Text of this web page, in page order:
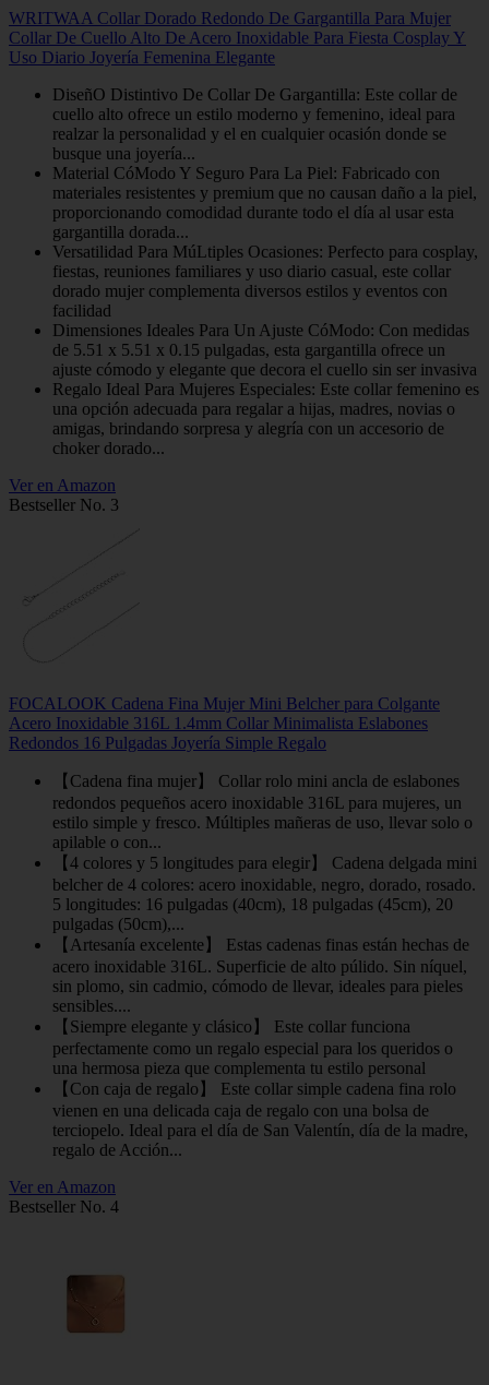
WRITWAA Collar Dorado Redondo De Gargantilla Para Mujer
Collar De Cuello Alto De Acero Inoxidable Para Fiesta Cosplay Y
Uso Diario Joyería Femenina Elegante
DiseñO Distintivo De Collar De Gargantilla: Este collar de
cuello alto ofrece un estilo moderno y femenino, ideal para
realzar la personalidad y el en cualquier ocasión donde se
busque una joyería...
Material CóModo Y Seguro Para La Piel: Fabricado con
materiales resistentes y premium que no causan daño a la piel,
proporcionando comodidad durante todo el día al usar esta
gargantilla dorada...
Versatilidad Para MúLtiples Ocasiones: Perfecto para cosplay,
fiestas, reuniones familiares y uso diario casual, este collar
dorado mujer complementa diversos estilos y eventos con
facilidad
Dimensiones Ideales Para Un Ajuste CóModo: Con medidas
de 5.51 x 5.51 x 0.15 pulgadas, esta gargantilla ofrece un
ajuste cómodo y elegante que decora el cuello sin ser invasiva
Regalo Ideal Para Mujeres Especiales: Este collar femenino es
una opción adecuada para regalar a hijas, madres, novias o
amigas, brindando sorpresa y alegría con un accesorio de
choker dorado...
Ver en Amazon
Bestseller No. 3
FOCALOOK Cadena Fina Mujer Mini Belcher para Colgante
Acero Inoxidable 316L 1.4mm Collar Minimalista Eslabones
Redondos 16 Pulgadas Joyería Simple Regalo
【Cadena fina mujer】 Collar rolo mini ancla de eslabones
redondos pequeños acero inoxidable 316L para mujeres, un
estilo simple y fresco. Múltiples mañeras de uso, llevar solo o
apilable o con...
【4 colores y 5 longitudes para elegir】 Cadena delgada mini
belcher de 4 colores: acero inoxidable, negro, dorado, rosado.
5 longitudes: 16 pulgadas (40cm), 18 pulgadas (45cm), 20
pulgadas (50cm),...
【Artesanía excelente】 Estas cadenas finas están hechas de
acero inoxidable 316L. Superficie de alto púlido. Sin níquel,
sin plomo, sin cadmio, cómodo de llevar, ideales para pieles
sensibles....
【Siempre elegante y clásico】 Este collar funciona
perfectamente como un regalo especial para los queridos o
una hermosa pieza que complementa tu estilo personal
【Con caja de regalo】 Este collar simple cadena fina rolo
vienen en una delicada caja de regalo con una bolsa de
terciopelo. Ideal para el día de San Valentín, día de la madre,
regalo de Acción...
Ver en Amazon
Bestseller No. 4